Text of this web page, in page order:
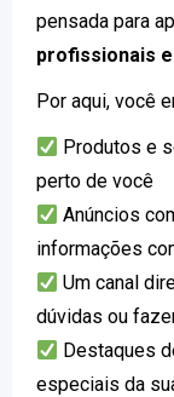
pensada para
profissionais
Por aqui, você
Produtos e
perto de você
Anúncios
informações
Um canal
dúvidas ou
Destaques
especiais da